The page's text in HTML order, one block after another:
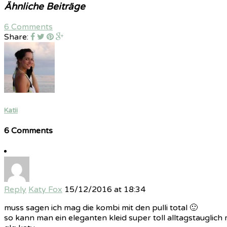
Ähnliche Beiträge
6 Comments
Share:
Katii
6 Comments
Reply Katy Fox 15/12/2016 at 18:34
muss sagen ich mag die kombi mit den pulli total 🙂
so kann man ein eleganten kleid super toll alltagstauglich